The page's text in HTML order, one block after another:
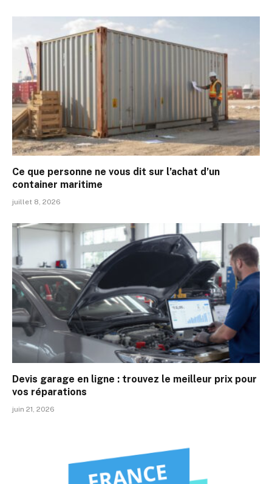
Ce que personne ne vous dit sur l’achat d’un
container maritime
juillet 8, 2026
Devis garage en ligne : trouvez le meilleur prix pour
vos réparations
juin 21, 2026